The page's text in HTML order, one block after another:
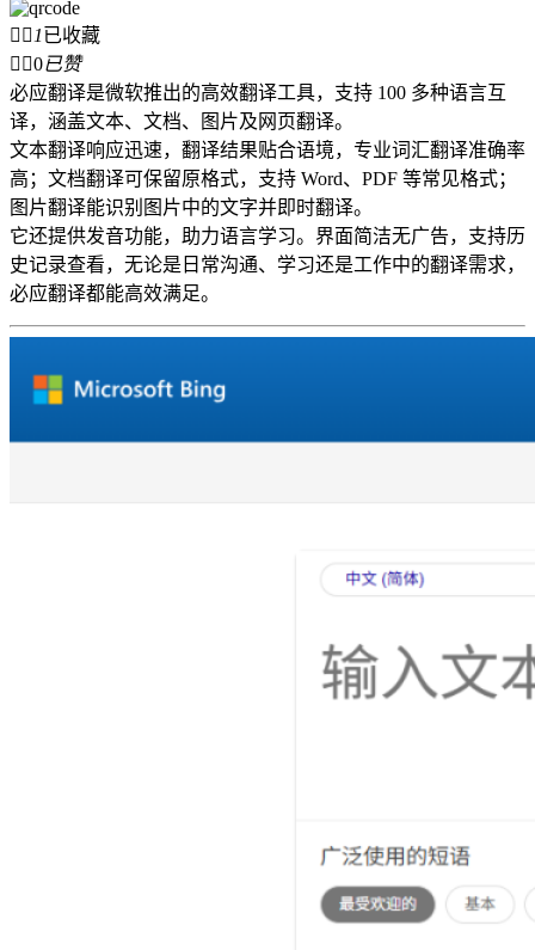
  1已收藏
 0已赞
必应翻译是微软推出的高效翻译工具，支持 100 多种语言互
译，涵盖文本、文档、图片及网页翻译。
文本翻译响应迅速，翻译结果贴合语境，专业词汇翻译准确率
高；文档翻译可保留原格式，支持 Word、PDF 等常见格式；
图片翻译能识别图片中的文字并即时翻译。
它还提供发音功能，助力语言学习。界面简洁无广告，支持历
史记录查看，无论是日常沟通、学习还是工作中的翻译需求，
必应翻译都能高效满足。